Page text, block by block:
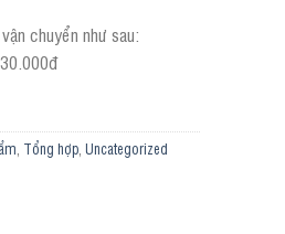
chuyển như sau:
Tổng hợp, Uncategorized